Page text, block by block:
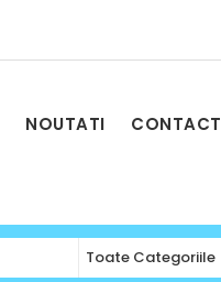
NOUTATI CONTACT